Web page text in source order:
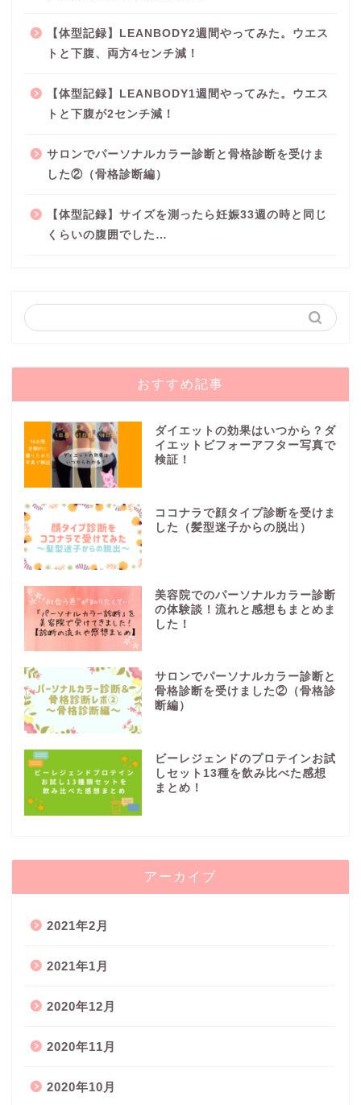
【体型記録】LEANBODY2週間やってみた。ウエス
トと下腹、両方4センチ減！
【体型記録】LEANBODY1週間やってみた。ウエス
トと下腹が2センチ減！
サロンでパーソナルカラー診断と骨格診断を受けま
した②（骨格診断編）
【体型記録】サイズを測ったら妊娠33週の時と同じ
くらいの腹囲でした…
おすすめ記事
ダイエットの効果はいつから？ダ
イエットビフォーアフター写真で
検証！
ココナラで顔タイプ診断を受けま
した（髪型迷子からの脱出）
美容院でのパーソナルカラー診断
の体験談！流れと感想もまとめま
した！
サロンでパーソナルカラー診断と
骨格診断を受けました②（骨格診
断編）
ビーレジェンドのプロテインお試
しセット13種を飲み比べた感想
まとめ！
アーカイブ
2021年2月
2021年1月
2020年12月
2020年11月
2020年10月